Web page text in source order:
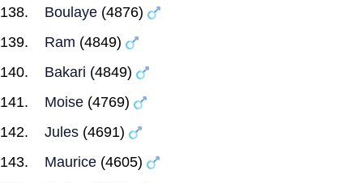
Boulaye (4876)
Ram (4849)
Bakari (4849)
Moise (4769)
Jules (4691)
Maurice (4605)